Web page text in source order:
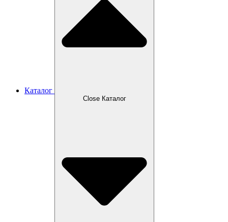
Каталог
Close Каталог